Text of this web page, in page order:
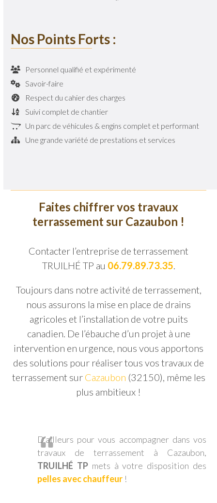
Nos Points Forts :
Personnel qualifié et expérimenté
Savoir-faire
Respect du cahier des charges
Suivi complet de chantier
Un parc de véhicules & engins complet et performant
Une grande variété de prestations et services
Faites chiffrer vos travaux
terrassement sur Cazaubon !
Contacter l’entreprise de terrassement
TRUILHÉ TP au 06.79.89.73.35.
Toujours dans notre activité de terrassement,
nous assurons la mise en place de drains
agricoles et l’installation de votre puits
canadien. De l’ébauche d’un projet à une
intervention en urgence, nous vous apportons
des solutions pour réaliser tous vos travaux de
terrassement sur Cazaubon (32150), même les
plus ambitieux !
D’ailleurs pour vous accompagner dans vos
travaux de terrassement à Cazaubon,
TRUILHÉ TP mets à votre disposition des
pelles avec chauffeur !